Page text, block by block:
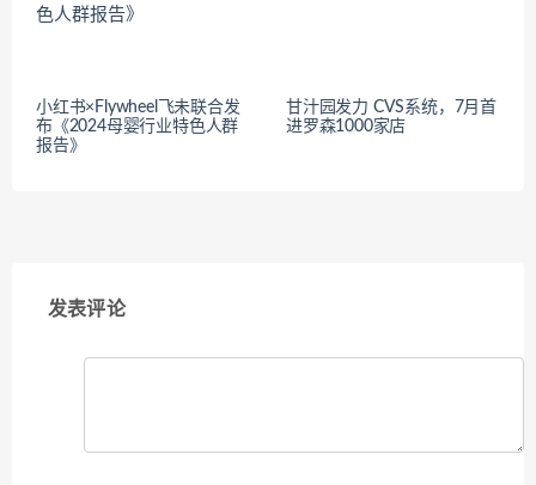
小红书×Flywheel飞未联合发
布《2024母婴行业特色人群
报告》
甘汁园发力 CVS系统，7月首
进罗森1000家店
发表评论